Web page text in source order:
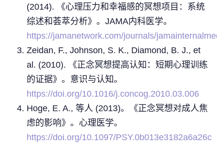
(2014). 《心理压力和幸福感的冥想项目：系统
综述和荟萃分析》。JAMA内科医学。
https://jamanetwork.com/journals/
Zeidan, F., Johnson, S. K., Diamond, B. J., et
al. (2010). 《正念冥想提高认知：短期心理训练
的证据》。意识与认知。
https://doi.org/10.1016/j.concog.2010.03.006
Hoge, E. A., 等人 (2013)。《正念冥想对成人焦
虑的影响》。心理医学。
https://doi.org/10.1097/PSY.0b013e3182a6a26c